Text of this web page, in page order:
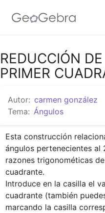
Google Classroom
REDUCCIÓN
PRIMER
Autor: carmen gonzález
Tema: Ángulos
Esta construcción
ángulos pertenecientes al
razones trigonométicas
cuadrante.
Introduce en la casilla el
cuadrante (también
marcando la casilla